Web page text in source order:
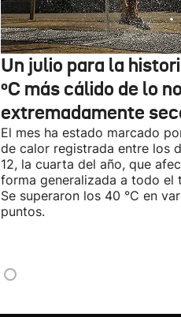
Un julio para la
ºC más cálido de lo
extremadamente
El mes ha estado marcado
de calor registrada entre los
12, la cuarta del año, que
forma generalizada a todo el
Se superaron los 40 °C en
puntos.